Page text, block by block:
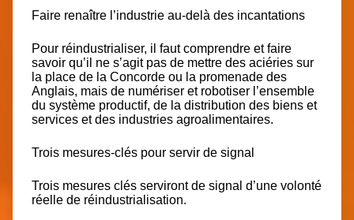
Faire renaître l’industrie au-delà des incantations
Pour réindustrialiser, il faut comprendre et faire
savoir qu’il ne s’agit pas de mettre des aciéries sur
la place de la Concorde ou la promenade des
Anglais, mais de numériser et robotiser l’ensemble
du système productif, de la distribution des biens et
services et des industries agroalimentaires.
Trois mesures-clés pour servir de signal
Trois mesures clés serviront de signal d’une volonté
réelle de réindustrialisation.